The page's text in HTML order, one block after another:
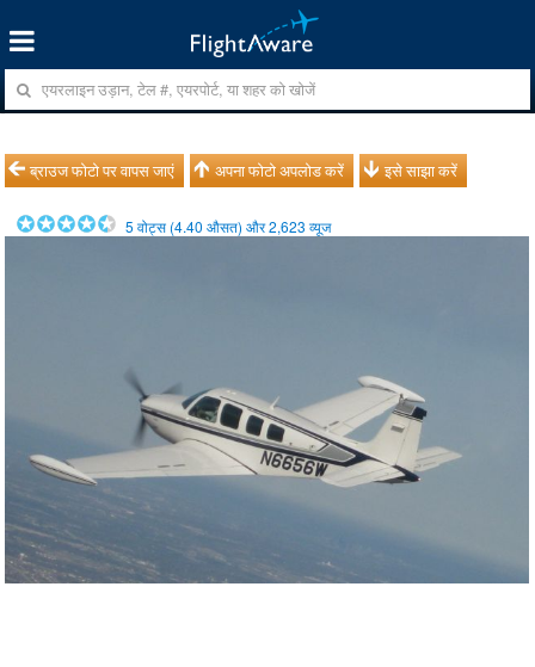
ब्राउज फोटो पर वापस जाएं अपना फोटो अपलोड करें इसे साझा करें
5 वोट्स (4.40 औसत) और2,623 व्यूज